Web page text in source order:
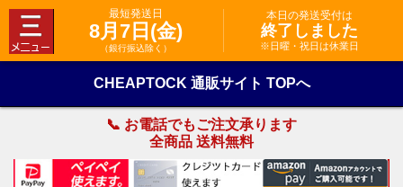
最短発送日
8月7日(金)
（銀行振込除く）
本日の発送受付は
終了しました
※日曜・祝日は休業日
CHEAPTOCK 通販サイト TOPへ
📞 お電話でもご注文承ります
全商品 送料無料